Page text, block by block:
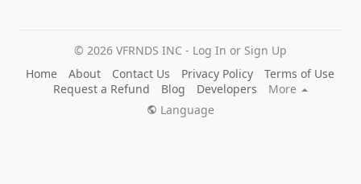
© 2026 VFRNDS INC - Log In or Sign Up
Home
About Contact Us Privacy Policy
Terms of Use
Request a Refund
Blog Developers
More
Language